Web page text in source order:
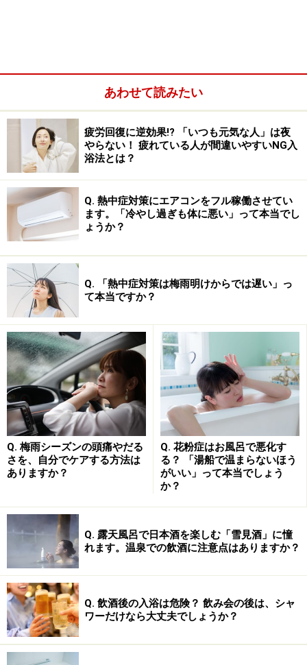
応が起き、結果として肌症状が悪化することも分かって
つまり、汗が原因にも思える夏の肌荒れの悪化の背景に
は、汗だけでなく、皮膚に普段から潜んでいるカビも関
係しているようだということが分かってきているので
す。
夏のシャワーの正しい使い方……こまめに
夏の肌荒れ悪化の原因の一つが、汗や皮膚のカビによる
「アレルギー」であるならば、その基本的な対応法は他
のアレルギーと同じく、原因となるアレルゲン（アレル
ギーの原因物質）を除去し、触れないようにすることが
一番です。
しかし、普段から皮膚にいるカビを完全に除去すること
は不可能ですし、夏にまったく汗をかかないようにする
ことも現実的ではないでしょう。現実的に対応できる有
効な方法として挙げられるのがシャワーです。
これまでも、夏はこまめにシャワーで汗を流すことが肌
のダメージ予防に重要だということは、経験的には知ら
れていました。医療現場においても、シャワーをこまめ
に使うように勧めただけで症状が改善する患者さんがい
たためです。暑い屋外から帰宅した時や、体を動かして
汗をかいた時など、面倒がらずにこまめにすぐにシャワ
ーをあびて汗を流すようにすることは、アレルギー症状
に対する「アレルゲンの除去」に当たり、効果的です。
特に小さいお子さんはたくさん汗をかきますので、夏に
あわせて読みたい
疲労回復に逆効果!? 「いつも元気な人」は夜
やらない！ 疲れている人が間違いやすいNG入
浴法とは？
Q. 熱中症対策にエアコンをフル稼働させてい
ます。「冷やし過ぎも体に悪い」って本当でし
ょうか？
Q. 「熱中症対策は梅雨明けからでは遅い」っ
て本当ですか？
Q. 梅雨シーズンの頭痛やだる
さを、自分でケアする方法は
ありますか？
Q. 花粉症はお風呂で悪化す
る？ 「湯船で温まらないほう
がいい」って本当でしょう
か？
Q. 露天風呂で日本酒を楽しむ「雪見酒」に憧
れます。温泉での飲酒に注意点はありますか？
Q. 飲酒後の入浴は危険？ 飲み会の後は、シャ
ワーだけなら大丈夫でしょうか？